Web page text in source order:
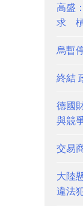
高盛
求 槓
烏暫
終結
德國
與競
交易
大陸
違法